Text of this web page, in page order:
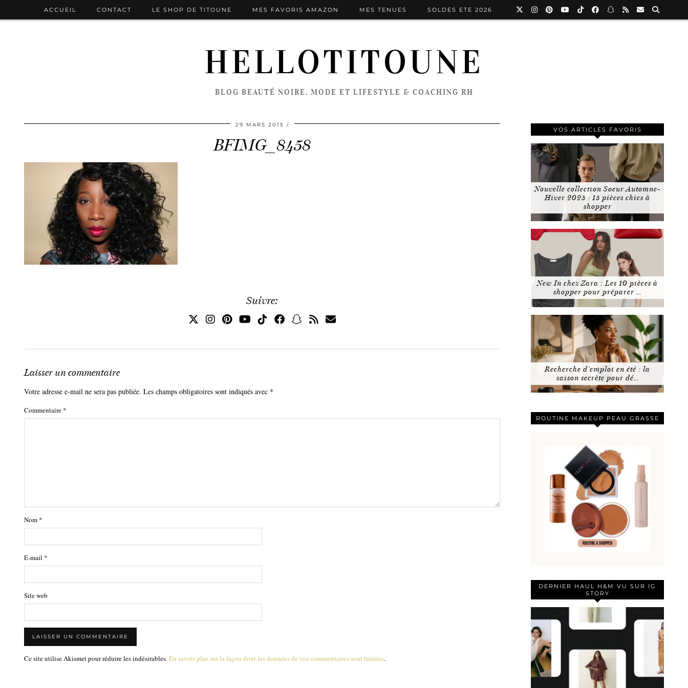
HELLOTITOUNE
BLOG BEAUTÉ NOIRE, MODE ET LIFESTYLE & COACHING RH
ACCUEIL CONTACT LE SHOP DE TITOUNE MES FAVORIS AMAZON MES TENUES SOLDES ETE 2026
29 MARS 2015
BFIMG_8458
Suivre:
Laisser un commentaire
Votre adresse e-mail ne sera pas publiée. Les champs obligatoires sont indiqués avec *
Commentaire *
Nom *
E-mail *
Site web
Ce site utilise Akismet pour réduire les indésirables. En savoir plus sur la façon dont les données de vos commentaires sont traitées.
VOS ARTICLES FAVORIS
Nouvelle collection Soeur Automne-
Hiver 2025 : 15 pièces chics à
shopper
New In chez Zara : Les 10 pièces à
shopper pour préparer …
Recherche d’emploi en été : la
saison secrète pour dé…
ROUTINE MAKEUP PEAU GRASSE
DERNIER HAUL H&M VU SUR IG
STORY